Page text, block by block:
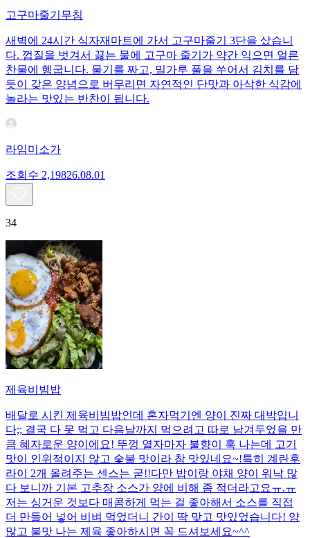
고구마줄기무침
새벽에 24시간 식자재마트에 가서 고구마줄기 3단을 샀습니
다. 껍질을 벗겨서 끓는 물에 고구마 줄기가 약간 익으면 얼른
찬물에 헹굽니다. 물기를 짜고, 밀가루 풀을 쑤어서 김치를 담
듯이 갖은 양념으로 버무리면 자연적인 단맛과 아삭한 식감에
놀라는 맛있는 반찬이 됩니다.
라임미소가
조회수 2,19826.08.01
34
제육비빔밥
배달로 시킨 제육비빔밥인데 혼자먹기엔 양이 진짜 대박입니
다;; 결국 다 못 먹고 다음날까지 먹으려고 따로 남겨두었을 만
큼 혜자로운 양이에요! 뚜껑 열자마자 불향이 훅 나는데 고기
맛이 인위적이지 않고 숯불 맛이라 참 맛있네요~!특히 계란후
라이 2개 올려주는 센스는 굳!! ​다만 밥이랑 야채 양이 워낙 많
다 보니까 기본 고추장 소스가 양에 비해 좀 적더라고요ㅠ.ㅠ
저는 싱거운 것보다 매콤하게 먹는 걸 좋아해서 소스를 직접
더 만들어 넣어 비벼 먹었더니 간이 딱 맞고 맛있었습니다! 양
많고 불맛 나는 제육 좋아하시면 꼭 드셔보세요~^^